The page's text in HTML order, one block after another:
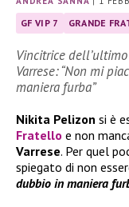
GF VIP 7 GRANDE
Vincitrice
Varrese: “Non mi
maniera furba”
Nikita Pelizon si è
Fratello e non
Varrese. Per quel
spiegato di non
dubbio in maniera